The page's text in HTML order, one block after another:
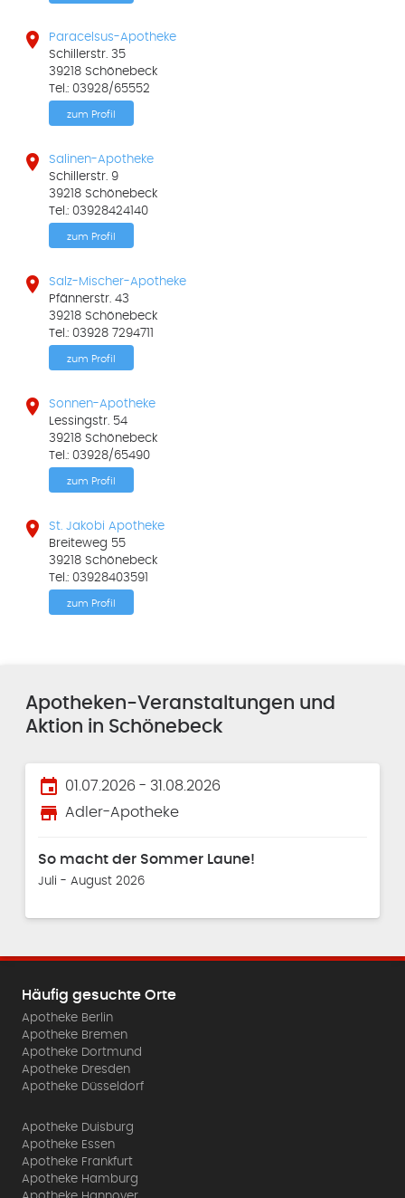

Paracelsus-Apotheke
Schillerstr. 35
39218 Schönebeck
Tel.: 03928/65552
zum Profil

Salinen-Apotheke
Schillerstr. 9
39218 Schönebeck
Tel.: 03928424140
zum Profil

Salz-Mischer-Apotheke
Pfännerstr. 43
39218 Schönebeck
Tel.: 03928 7294711
zum Profil

Sonnen-Apotheke
Lessingstr. 54
39218 Schönebeck
Tel.: 03928/65490
zum Profil

St. Jakobi Apotheke
Breiteweg 55
39218 Schönebeck
Tel.: 03928403591
zum Profil
Apotheken-Veranstaltungen und
Aktion in Schönebeck
event 01.07.2026 - 31.08.2026
store Adler-Apotheke
So macht der Sommer Laune!
Juli - August 2026
Häufig gesuchte Orte
Apotheke Berlin
Apotheke Bremen
Apotheke Dortmund
Apotheke Dresden
Apotheke Düsseldorf
Apotheke Duisburg
Apotheke Essen
Apotheke Frankfurt
Apotheke Hamburg